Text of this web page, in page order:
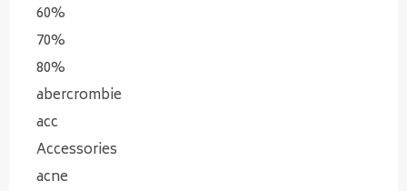
60%
70%
80%
abercrombie
acc
Accessories
acne